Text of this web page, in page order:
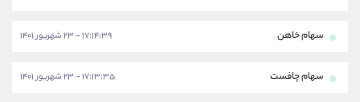
سهام خاهن ۱۷:۱۴:۳۹ - ۲۳ شهریور ۱۴۰۱
سهام چافست ۱۷:۱۳:۳۵ - ۲۳ شهریور ۱۴۰۱